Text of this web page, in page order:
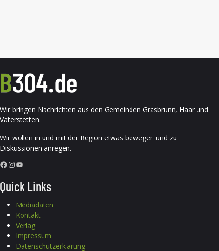
Wir bringen Nachrichten aus den Gemeinden Grasbrunn, Haar und
Vaterstetten.
Wir wollen in und mit der Region etwas bewegen und zu
Diskussionen anregen.
Facebook InstagramYouTube
Quick Links
Mediadaten
Kontakt
Verlag
Impressum
Datenschutzerklärung